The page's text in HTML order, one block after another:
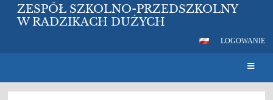
ZESPÓŁ SZKOLNO-PRZEDSZKOLNY
W RADZIKACH DUŻYCH
LOGOWANIE